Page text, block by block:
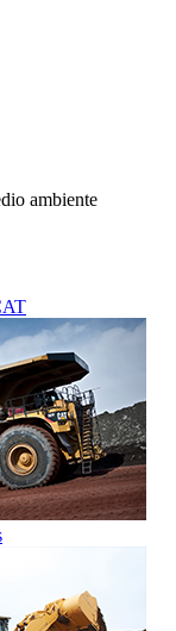
ambiente